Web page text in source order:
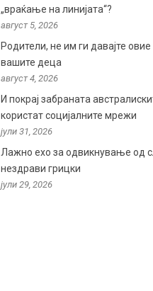
„враќање на линијата“?
август 5, 2026
Родители, не им ги давајте
вашите деца
август 4, 2026
И покрај забраната
користат социјалните мрежи
јули 31, 2026
Лажно ехо за одвикнување од
нездрави грицки
јули 29, 2026